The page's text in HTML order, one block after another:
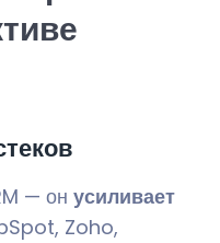
— он усиливает
Zoho,